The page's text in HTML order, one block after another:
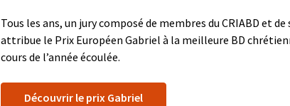
Tous les ans, un jury composé de membres du CRIABD et
attribue le Prix Européen Gabriel à la meilleure BD
cours de l’année écoulée.
Découvrir le prix Gabriel